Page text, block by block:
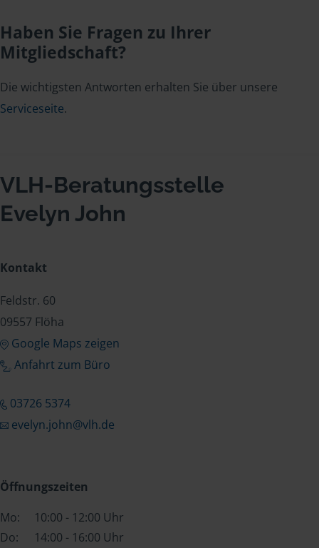
Haben Sie Fragen zu Ihrer
Mitgliedschaft?
Die wichtigsten Antworten erhalten Sie über unsere
Serviceseite.
VLH-Beratungsstelle
Evelyn John
Kontakt
Feldstr. 60
09557 Flöha
Google Maps zeigen
Anfahrt zum Büro
03726 5374
evelyn.john@vlh.de
Öffnungszeiten
Mo:
10:00 - 12:00 Uhr
Do:
14:00 - 16:00 Uhr